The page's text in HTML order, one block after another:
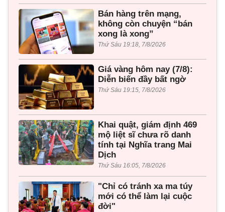
Bán hàng trên mạng,
không còn chuyện “bán
xong là xong”
Thứ Sáu 19:18, 7/8/2026
Giá vàng hôm nay (7/8):
Diễn biến đầy bất ngờ
Thứ Sáu 19:15, 7/8/2026
Khai quật, giám định 469
mộ liệt sĩ chưa rõ danh
tính tại Nghĩa trang Mai
Dịch
Thứ Sáu 16:05, 7/8/2026
"Chỉ có tránh xa ma túy
mới có thể làm lại cuộc
đời"